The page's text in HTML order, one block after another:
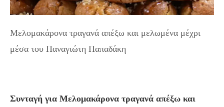
Μελομακάρονα τραγανά απέξω και μελωμένα μέχρι
μέσα του Παναγιώτη Παπαδάκη
Συνταγή για Μελομακάρονα τραγανά απέξω και